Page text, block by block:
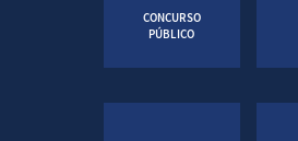
CONCURSO
PÚBLICO